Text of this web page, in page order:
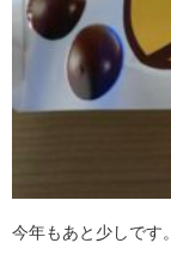
今年もあと少しです。